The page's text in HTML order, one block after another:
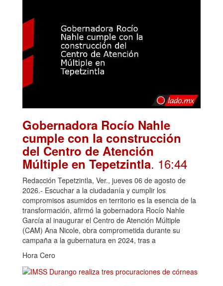
Gobernadora Rocío Nahle
cumple con la construcción
del Centro de Atención
Múltiple en Tepetzintla. 16:44
Redacción Tepetzintla, Ver., jueves 06 de agosto de
2026.- Escuchar a la ciudadanía y cumplir los
compromisos asumidos en territorio es la esencia de la
transformación, afirmó la gobernadora Rocío Nahle
García al inaugurar el Centro de Atención Múltiple
(CAM) Ana Nicole, obra comprometida durante su
campaña a la gubernatura en 2024, tras a
Hora Cero